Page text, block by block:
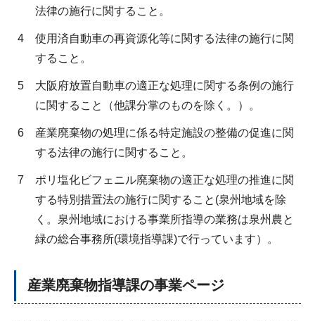
法律の施行に関すること。
4
使用済自動車の再資源化等に関する法律の施行に関
すること。
5
大阪府放置自動車の適正な処理に関する条例の施行
に関すること（他課分掌のものを除く。）。
6
産業廃棄物の処理に係る特定施設の整備の促進に関
する法律の施行に関すること。
7
ポリ塩化ビフェニル廃棄物の適正な処理の推進に関
する特別措置法の施行に関すること(泉州地域を除
く。泉州地域における事業所指導の業務は泉州農と
緑の総合事務所(環境指導課)で行っています）。
産業廃棄物指導課の事業ページ